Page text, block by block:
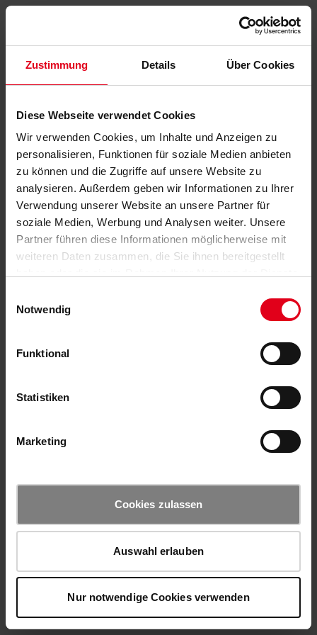
Zustimmung Details Über Cookies
Diese Webseite verwendet Cookies
Wir verwenden Cookies, um Inhalte und Anzeigen zu
personalisieren, Funktionen für soziale Medien anbieten
zu können und die Zugriffe auf unsere Website zu
analysieren. Außerdem geben wir Informationen zu Ihrer
Verwendung unserer Website an unsere Partner für
soziale Medien, Werbung und Analysen weiter. Unsere
Partner führen diese Informationen möglicherweise mit
weiteren Daten zusammen, die Sie ihnen bereitgestellt
Notwendig
Funktional
Statistiken
Marketing
Cookies zulassen
Auswahl erlauben
Nur notwendige Cookies verwenden